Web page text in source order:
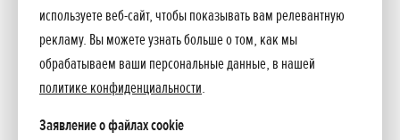
используете веб-сайт, чтобы показывать вам релевантную
рекламу. Вы можете узнать больше о том, как мы
обрабатываем ваши персональные данные, в нашей
политике конфиденциальности.
Заявление о файлах cookie